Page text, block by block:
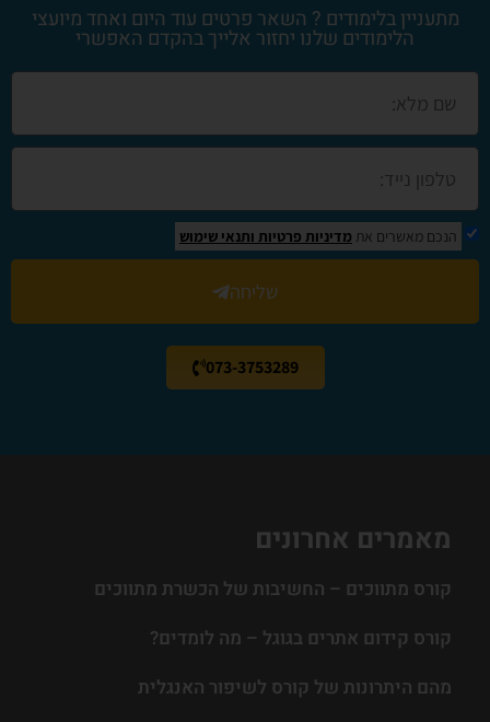
מתעניין בלימודים ? השאר פרטים עוד היום ואחד מיועצי
הלימודים שלנו יחזור אלייך בהקדם האפשרי
הנכם מאשרים את מדיניות פרטיות ותנאי שימוש
שליחה
073-3753289
מאמרים אחרונים
קורס מתווכים – החשיבות של הכשרת מתווכים
קורס קידום אתרים בגוגל – מה לומדים?
מהם היתרונות של קורס לשיפור האנגלית